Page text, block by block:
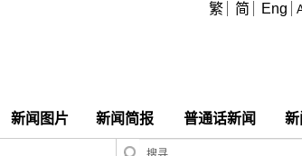
繁 简 Eng
新闻图片 新闻简报 普通话新闻 新
S